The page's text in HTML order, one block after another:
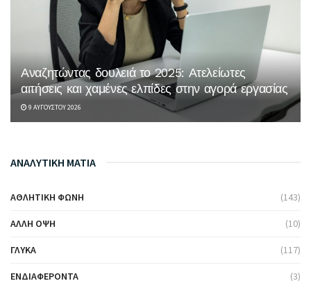
Αναζητώντας δουλειά το 2025: Ατελείωτες
αιτήσεις και χαμένες ελπίδες στην αγορά εργασίας
9 ΑΥΓΟΎΣΤΟΥ 2026
ΑΝΑΛΥΤΙΚΗ ΜΑΤΙΑ
ΑΘΛΗΤΙΚΉ ΦΩΝΉ (143)
ΆΛΛΗ ΌΨΗ (10)
ΓΛΥΚΆ (117)
ΕΝΔΙΑΦΈΡΟΝΤΑ (3)